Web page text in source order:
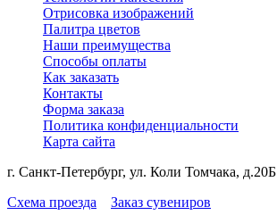
Отрисовка изображений
Палитра цветов
Наши преимущества
Способы оплаты
Как заказать
Контакты
Форма заказа
Политика конфиденциальности
Карта сайта
г. Санкт-Петербург, ул. Коли Томчака, д.20Б
Схема проезда
Заказ сувениров